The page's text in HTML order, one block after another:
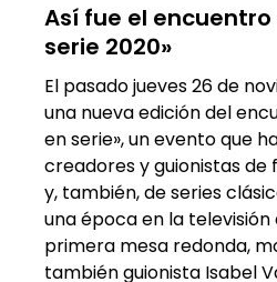
Así fue el
serie 2020»
El pasado jueves 26 de
una nueva edición del
en serie», un evento que
creadores y guionistas de
y, también, de series
una época en la televisión
primera mesa redonda,
también guionista Isabel